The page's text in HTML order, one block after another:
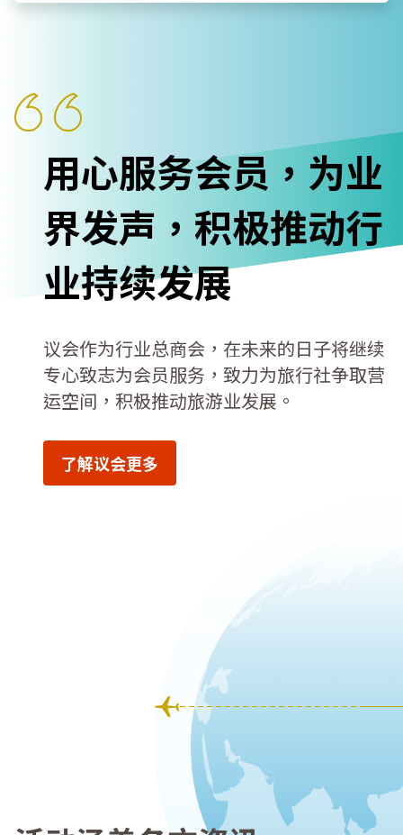
用心服务会员，为业
界发声，积极推动行
业持续发展
议会作为行业总商会，在未来的日子将继续
专心致志为会员服务，致力为旅行社争取营
运空间，积极推动旅游业发展。
了解议会更多